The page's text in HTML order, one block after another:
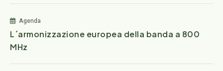
Agenda
L´armonizzazione europea della banda a 800
MHz